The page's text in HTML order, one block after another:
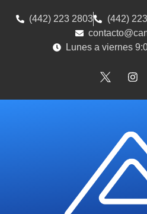
(442) 223 2803 (442)
Lunes a viernes